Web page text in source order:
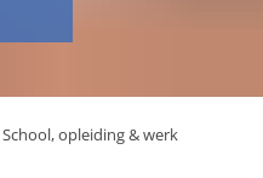
School, opleiding & werk